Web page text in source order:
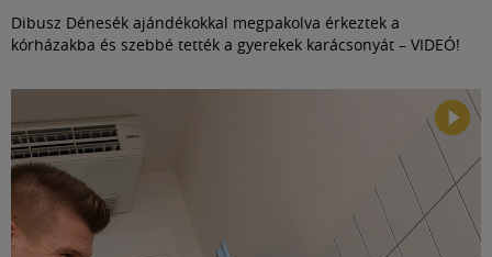
Dibusz Dénesék ajándékokkal megpakolva érkeztek a
kórházakba és szebbé tették a gyerekek karácsonyát – VIDEÓ!
Közösség
Múzeum
English